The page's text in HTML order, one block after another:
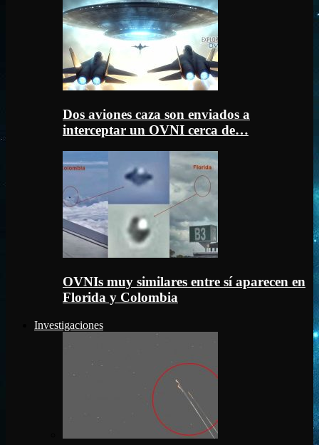
Dos aviones caza son enviados a
interceptar un OVNI cerca de…
OVNIs muy similares entre sí aparecen en
Florida y Colombia
Investigaciones